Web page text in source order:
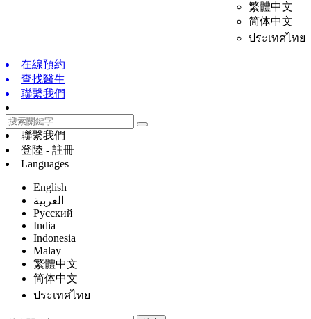
繁體中文
简体中文
ประเทศไทย
在線預約
查找醫生
聯繫我們
聯繫我們
登陸 - 註冊
Languages
English
العربية
Русский
India
Indonesia
Malay
繁體中文
简体中文
ประเทศไทย